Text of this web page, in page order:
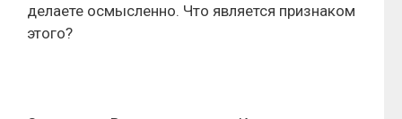
делаете осмысленно. Что является признаком
этого?